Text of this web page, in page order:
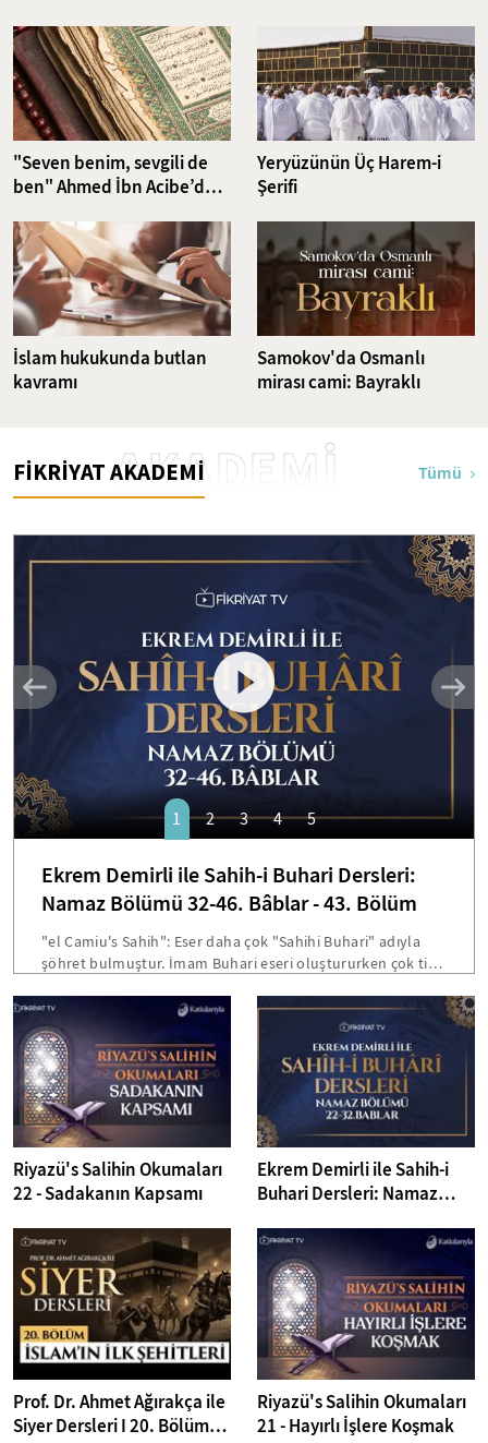
güncelliğini korumakta. Bu çalışma, klasikten günümüze uzanan
ruhsal disiplin yöntemlerini ve bu yöntemlerin günümüz
dünyasındaki karşılıklarını ele alıyor.
"Seven benim, sevgili de
ben" Ahmed İbn Acibe’den
Yeryüzünün Üç Harem-i
Şerifi
İslam hukukunda butlan
kavramı
Samokov'da Osmanlı
mirası cami: Bayraklı
FİKRİYAT AKADEMİAKADEMİ Tümü
Ekrem Demirli ile Sahih-i Buhari Dersleri:
Namaz Bölümü 32-46. Bâblar - 43. Bölüm
"el Camiu's Sahih": Eser daha çok "Sahihi Buhari" adıyla
şöhret bulmuştur. İmam Buhari eseri oluştururken çok titiz
cerh ve tadil yöntemine göre hadis belirleyerek on beş
sene sonunda iki kapak arasında toplayabilmiştir. Kendi
tabiri ile her babı yazarken mutlaka gusül abdesti almış ve
Efendimizin (SAV) sözlerine büyük ihtimam göstermiştir.
1 2 3 4 5
Riyazü's Salihin Okumaları
22 - Sadakanın Kapsamı
Ekrem Demirli ile Sahih-i
Buhari Dersleri: Namaz
Bölüm
Prof. Dr. Ahmet Ağırakça ile
Siyer Dersleri I 20. Bölüm:
Riyazü's Salihin Okumaları
21 - Hayırlı İşlere Koşmak